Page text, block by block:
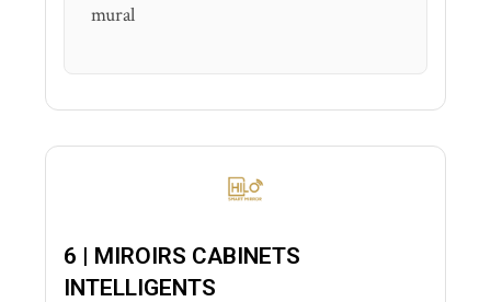
mural
6 | MIROIRS CABINETS
INTELLIGENTS